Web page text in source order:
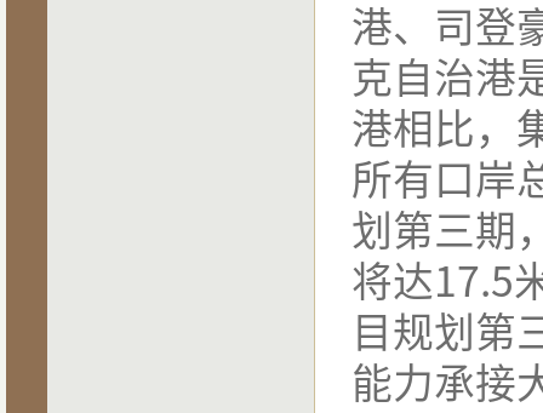
港、司登
克自治港
港相比，
所有口岸
划第三期
将达17.5
目规划第
能力承接